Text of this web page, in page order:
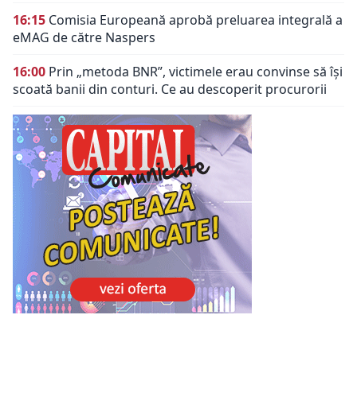
16:15 Comisia Europeană aprobă preluarea integrală a
eMAG de către Naspers
16:00 Prin „metoda BNR”, victimele erau convinse să își
scoată banii din conturi. Ce au descoperit procurorii